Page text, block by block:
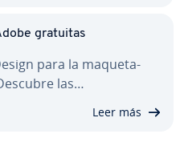
gratuitas
para la ma­que­ta­
las…
Leer más